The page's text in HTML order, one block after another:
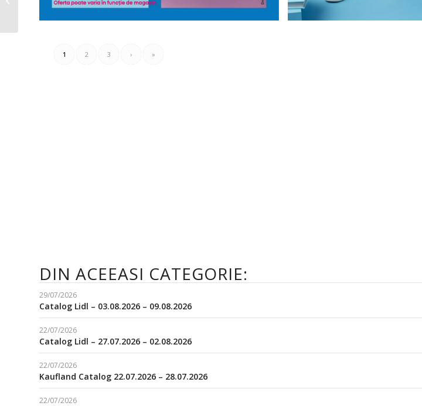
1 2 3 › »
DIN ACEEASI CATEGORIE:
29/07/2026
Catalog Lidl – 03.08.2026 – 09.08.2026
22/07/2026
Catalog Lidl – 27.07.2026 – 02.08.2026
22/07/2026
Kaufland Catalog 22.07.2026 – 28.07.2026
22/07/2026
28.07.2025 – 10.08.2025